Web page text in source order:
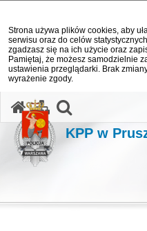
Strona używa plików cookies, aby
serwisu oraz do celów
zgadzasz się na ich użycie oraz
Pamiętaj, że możesz samodzielnie
ustawienia przeglądarki. Brak
wyrażenie zgody.
KPP w